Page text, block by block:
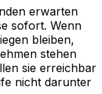
erwarten
sofort. Wenn
bleiben,
stehen
sie erreichbar
nicht darunter